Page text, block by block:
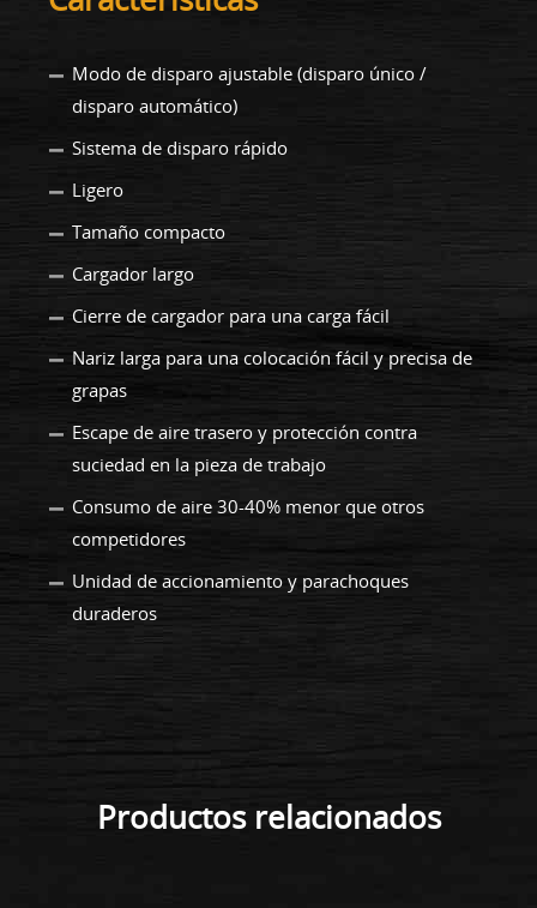
Modo de disparo ajustable (disparo único /
disparo automático)
Sistema de disparo rápido
Ligero
Tamaño compacto
Cargador largo
Cierre de cargador para una carga fácil
Nariz larga para una colocación fácil y precisa de
grapas
Escape de aire trasero y protección contra
suciedad en la pieza de trabajo
Consumo de aire 30-40% menor que otros
competidores
Unidad de accionamiento y parachoques
duraderos
Productos relacionados